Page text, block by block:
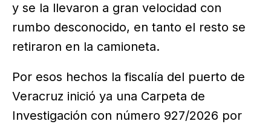
y se la llevaron a gran velocidad con
rumbo desconocido, en tanto el resto se
retiraron en la camioneta.
Por esos hechos la fiscalía del puerto de
Veracruz inició ya una Carpeta de
Investigación con número 927/2026 por